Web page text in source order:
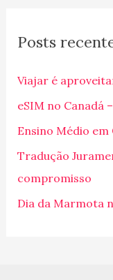
u
s
a
r
p
o
r
Posts
Viajar é
eSIM no Canadá
Ensino Médio
Tradução
compromisso
Dia da Marmota